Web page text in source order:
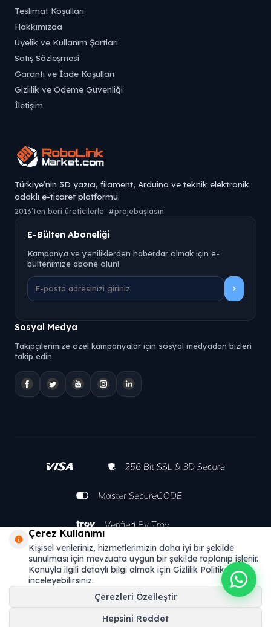
Teslimat Koşulları
Hakkımızda
Üyelik ve Kullanım Şartları
Satış Sözleşmesi
Garanti ve İade Koşulları
Gizlilik ve Ödeme Güvenliği
İletişim
Türkiye’nin 3D yazıcı, filament, Arduino ve teknik elektronik
odaklı e-ticaret platformu.
2013’ten beri üreticilerle. #projebaşlasın
E-Bülten Aboneliği
Kampanya ve yeniliklerden haberdar olmak için e-
bültenimize abone olun!
Sosyal Medya
Takipçilerimize özel kampanyalar için sosyal medyadan bizleri
takip edin.
Çerez Kullanımı
Kişisel verileriniz, hizmetlerimizin daha iyi bir şekilde
sunulması için mevzuata uygun bir şekilde toplanıp işlenir.
Konuyla ilgili detaylı bilgi almak için Gizlilik Politikamızı
inceleyebilirsiniz.
Çerezleri Özelleştir
Hepsini Reddet